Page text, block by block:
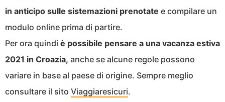
in anticipo sulle sistemazioni prenotate e compilare un
modulo online prima di partire.
Per ora quindi è possibile pensare a una vacanza estiva
2021 in Croazia, anche se alcune regole possono
variare in base al paese di origine. Sempre meglio
consultare il sito Viaggiaresicuri.